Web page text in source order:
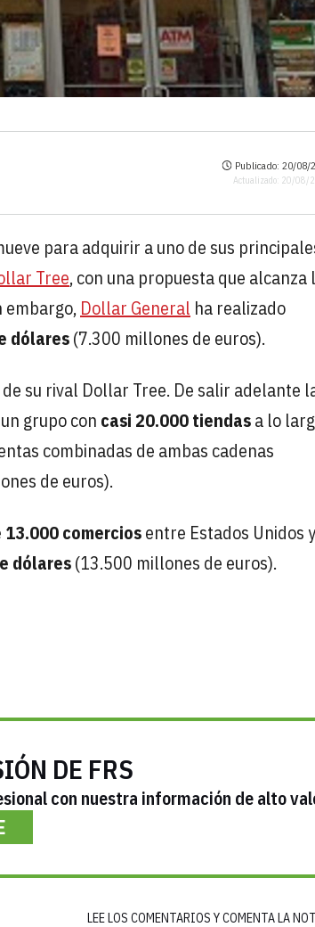
Publicado: 20/08/
Actualizado: 20/08/
para adquirir a uno de sus
Tree, con una propuesta que alcanza
embargo, Dollar General ha realizado
dólares(7.300 millones de euros).
su rival Dollar Tree. De salir adelante
grupo con casi 20.000 tiendasa lo
combinadas de ambas cadenas
de euros).
13.000 comerciosentre Estados Unidos y
dólares(13.500 millones de euros).
DE FRS
con nuestra información de alto
LEE LOS COMENTARIOS Y COMENTA LA